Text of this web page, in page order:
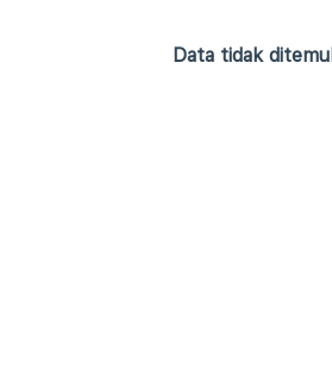
Data tidak